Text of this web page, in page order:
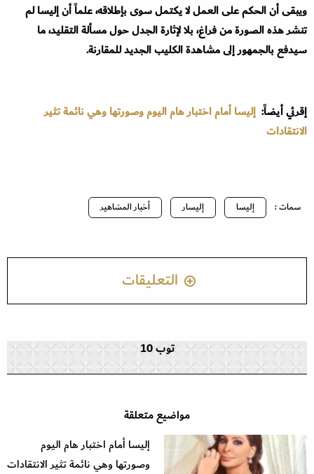
ويبقى أن الحكم على العمل لا يكتمل سوى بإطلاقه، علماً أن إليسا لم
تنشر هذه الصورة من فراغ، بلا لإثارة الجدل حول مسألة التقليد، ما
سيدفع بالجمهور إلى مشاهدة الكليب الجديد للمقارنة.
إقرئي أيضاً: إليسا أمام اختبار هام اليوم وصورتها وهي نائمة تثير
الانتقادات
سمات : إليسا إليسار أخبار المشاهير
التعليقات
توب 10
مواضيع متعلقة
إليسا أمام اختبار هام اليوم
وصورتها وهي نائمة تثير الانتقادات